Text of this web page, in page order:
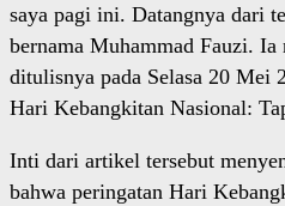
saya pagi ini. Datangnya dari
bernama Muhammad Fauzi.
ditulisnya pada Selasa 20 Mei
Hari Kebangkitan Nasional:
Inti dari artikel tersebut
bahwa peringatan Hari